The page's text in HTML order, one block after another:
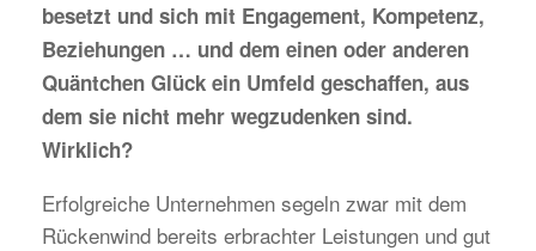
besetzt und sich mit Engagement, Kompetenz,
Beziehungen … und dem einen oder anderen
Quäntchen Glück ein Umfeld geschaffen, aus
dem sie nicht mehr wegzudenken sind.
Wirklich?
Erfolgreiche Unternehmen segeln zwar mit dem
Rückenwind bereits erbrachter Leistungen und gut